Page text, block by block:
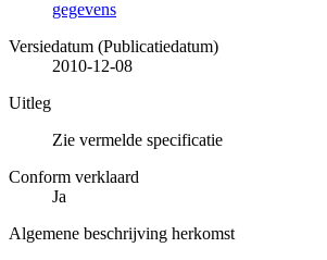
gegevens
Versiedatum (Publicatiedatum)
2010-12-08
Uitleg
Zie vermelde specificatie
Conform verklaard
Ja
Algemene beschrijving herkomst